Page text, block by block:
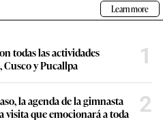
todas las actividades
Cusco y Pucallpa
1
la agenda de la gimnasta
visita que emocionará a toda
2